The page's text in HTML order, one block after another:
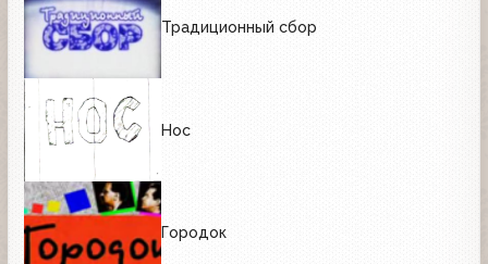
Традиционный сбор
Нос
Городок